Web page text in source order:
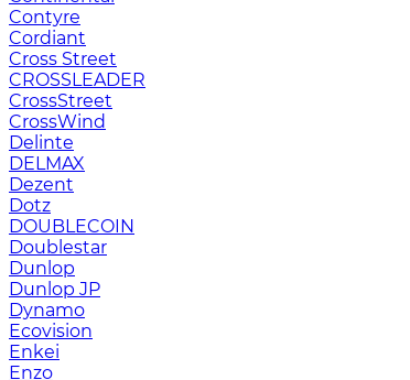
Contyre
Cordiant
Cross Street
CROSSLEADER
CrossStreet
CrossWind
Delinte
DELMAX
Dezent
Dotz
DOUBLECOIN
Doublestar
Dunlop
Dunlop JP
Dynamo
Ecovision
Enkei
Enzo